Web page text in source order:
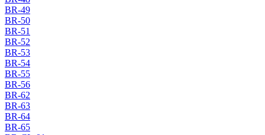
BR-49
BR-50
BR-51
BR-52
BR-53
BR-54
BR-55
BR-56
BR-62
BR-63
BR-64
BR-65